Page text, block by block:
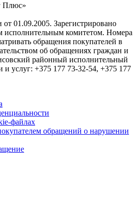
Плюс»
01.09.2005. Зарегистрировано
исполнительным комитетом. Номера
обращения покупателей в
об обращениях граждан и
районный исполнительный
и услуг: +375 177 73-32-54, +375 177
файлах
обращений о нарушении